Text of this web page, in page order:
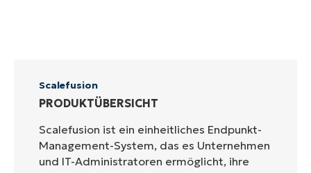
Scalefusion
PRODUKTÜBERSICHT
Scalefusion ist ein einheitliches Endpunkt-
Management-System, das es Unternehmen
und IT-Administratoren ermöglicht, ihre